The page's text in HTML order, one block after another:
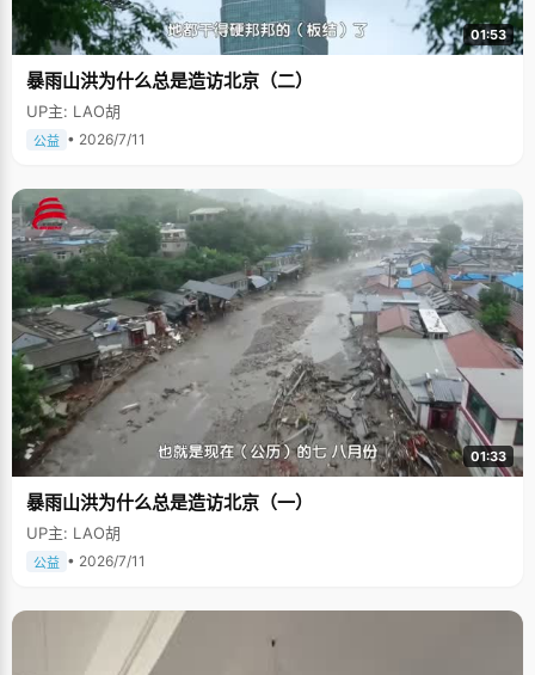
01:53
暴雨山洪为什么总是造访北京（二）
UP主: LAO胡
公益 • 2026/7/11
01:33
暴雨山洪为什么总是造访北京（一）
UP主: LAO胡
公益 • 2026/7/11